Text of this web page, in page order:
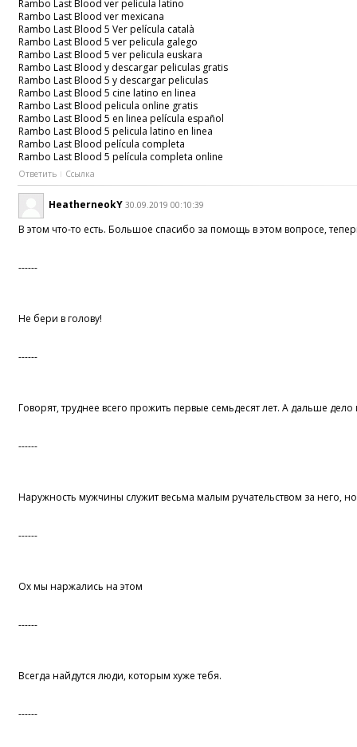
Rambo Last Blood ver pelicula latino
Rambo Last Blood ver mexicana
Rambo Last Blood 5 Ver película català
Rambo Last Blood 5 ver pelicula galego
Rambo Last Blood 5 ver pelicula euskara
Rambo Last Blood y descargar peliculas gratis
Rambo Last Blood 5 y descargar peliculas
Rambo Last Blood 5 cine latino en linea
Rambo Last Blood pelicula online gratis
Rambo Last Blood 5 en linea película español
Rambo Last Blood 5 pelicula latino en linea
Rambo Last Blood película completa
Rambo Last Blood 5 película completa online
Ответить Ссылка
HeatherneokY 30.09.2019 00:10:39
В этом что-то есть. Большое спасибо за помощь в этом вопросе,
------
Не бери в голову!
------
Говорят, труднее всего прожить первые семьдесят лет. А дальше дело
------
Наружность мужчины служит весьма малым ручательством за него,
------
Ох мы наржались на этом
------
Вcегда найдутся люди, которым хуже тебя.
------